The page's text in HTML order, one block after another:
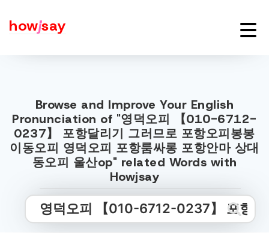
howjsay
Browse and Improve Your English
Pronunciation of "영덕오피 【010-6712-
0237】 포항달리기 그러므로 포항오피봉봉
이동오피 영덕오피 포항룸싸롱 포항안마 상대
동오피 울산op" related Words with
Howjsay